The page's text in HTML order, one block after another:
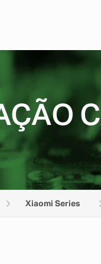
Xiaomi Series